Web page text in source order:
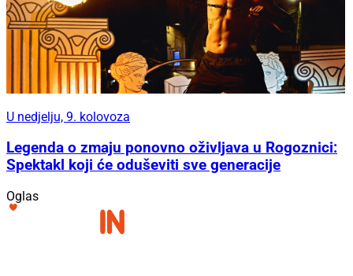
U nedjelju, 9. kolovoza
Legenda o zmaju ponovno oživljava u Rogoznici:
Spektakl koji će oduševiti sve generacije
Oglas